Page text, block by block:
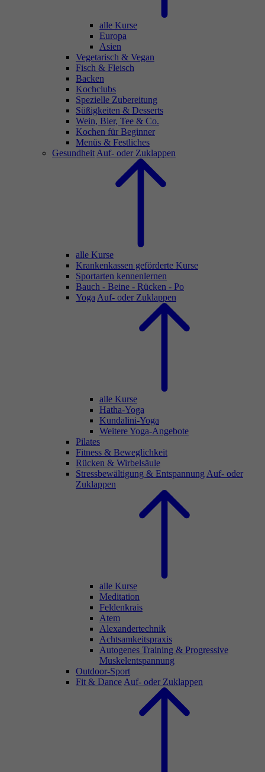
alle Kurse
Europa
Asien
Vegetarisch & Vegan
Fisch & Fleisch
Backen
Kochclubs
Spezielle Zubereitung
Süßigkeiten & Desserts
Wein, Bier, Tee & Co.
Kochen für Beginner
Menüs & Festliches
Gesundheit Auf- oder Zuklappen
alle Kurse
Krankenkassen geförderte Kurse
Sportarten kennenlernen
Bauch - Beine - Rücken - Po
Yoga Auf- oder Zuklappen
alle Kurse
Hatha-Yoga
Kundalini-Yoga
Weitere Yoga-Angebote
Pilates
Fitness & Beweglichkeit
Rücken & Wirbelsäule
Stressbewältigung & Entspannung Auf- oder
Zuklappen
alle Kurse
Meditation
Feldenkrais
Atem
Alexandertechnik
Achtsamkeitspraxis
Autogenes Training & Progressive
Muskelentspannung
Outdoor-Sport
Fit & Dance Auf- oder Zuklappen